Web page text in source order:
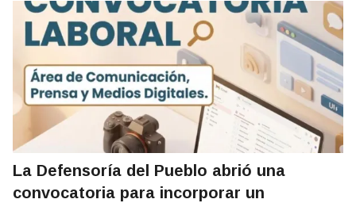
La Defensoría del Pueblo abrió una
convocatoria para incorporar un